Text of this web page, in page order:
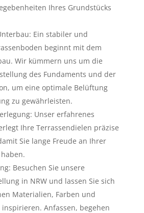
Ihres Grundstücks
Ein stabiler und
beginnt mit dem
Wir kümmern uns um die
des Fundaments und der
um eine optimale Belüftung
zu gewährleisten.
Unser erfahrenes
Ihre Terrassendielen präzise
Sie lange Freude an Ihrer
Besuchen Sie unsere
in NRWund lassen Sie sich
Materialien, Farben und
Anfassen, begehen